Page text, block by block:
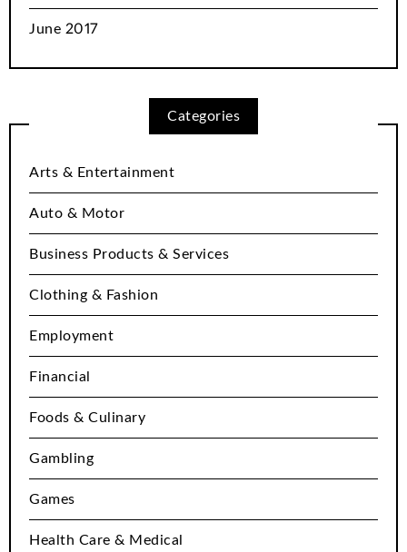
June 2017
Categories
Arts & Entertainment
Auto & Motor
Business Products & Services
Clothing & Fashion
Employment
Financial
Foods & Culinary
Gambling
Games
Health Care & Medical